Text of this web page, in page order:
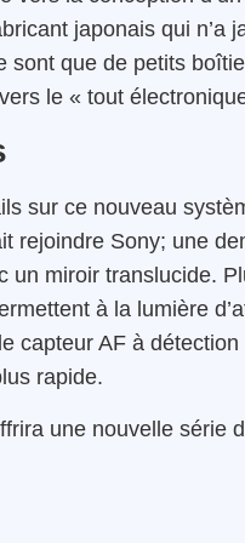
japonais qui n’a
sont que de petits
le « tout
sur ce nouveau
rejoindre Sony; une
miroir translucide.
à la lumière
capteur AF à
rapide.
une nouvelle série